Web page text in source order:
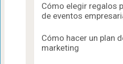
Cómo elegir regalos
de eventos
Cómo hacer un plan
marketing